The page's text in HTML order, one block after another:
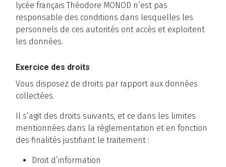
lycée français Théodore MONOD n’est pas
responsable des conditions dans lesquelles les
personnels de ces autorités ont accès et exploitent
les données.
Exercice des droits
Vous disposez de droits par rapport aux données
collectées.
Il s’agit des droits suivants, et ce dans les limites
mentionnées dans la réglementation et en fonction
des finalités justifiant le traitement :
Droit d’information